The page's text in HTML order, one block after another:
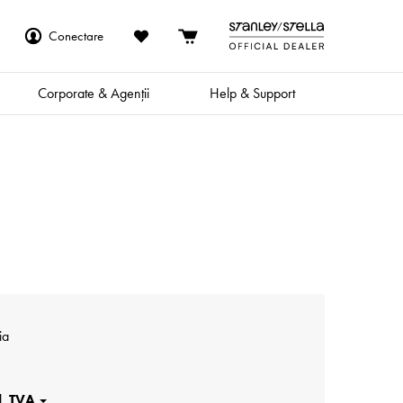
Conectare
Corporate & Agenții Help & Support